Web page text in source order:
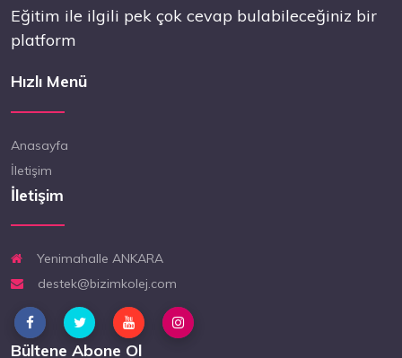
Eğitim ile ilgili pek çok cevap bulabileceğiniz bir
platform
Hızlı Menü
Anasayfa
İletişim
İletişim
Yenimahalle ANKARA
destek@bizimkolej.com
Bültene Abone Ol